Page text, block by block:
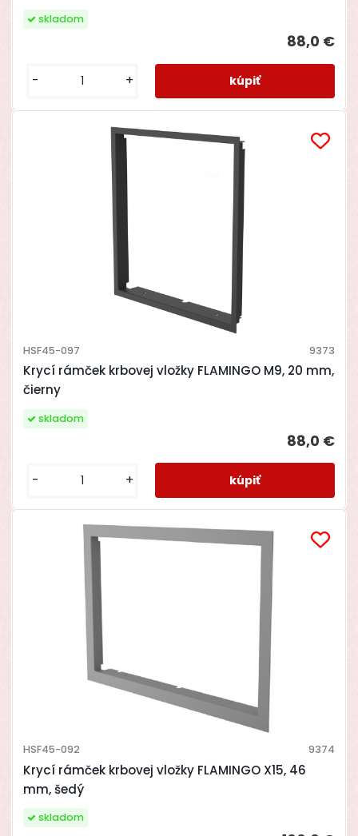
88,0 €
skladom
- +
Krycí rámček krbovej vložky FLAMINGO M9, 20 mm,
čierny
HSF45-097 9373
88,0 €
skladom
- +
Krycí rámček krbovej vložky FLAMINGO X15, 46
mm, šedý
HSF45-092 9374
skladom